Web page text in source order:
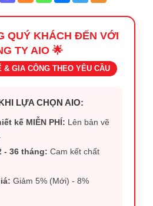
QUÝ KHÁCH ĐẾN VỚI
TY AIO 🌟
& GIA CÔNG THEO YÊU CẦU
LỰA CHỌN AIO:
kế MIỄN PHÍ: Lên bản vẽ
- 36 tháng: Cam kết chất
Giảm 5% (Mới) - 8%